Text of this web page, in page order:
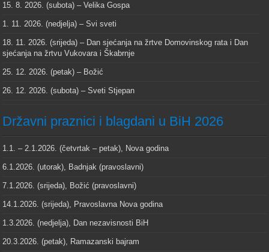
15. 8. 2026. (subota) – Velika Gospa
1. 11. 2026. (nedjelja) – Svi sveti
18. 11. 2026. (srijeda) – Dan sjećanja na žrtve Domovinskog rata i Dan
sjećanja na žrtvu Vukovara i Škabrnje
25. 12. 2026. (petak) – Božić
26. 12. 2026. (subota) – Sveti Stjepan
Državni praznici i blagdani u BiH 2026
1.1. – 2.1.2026. (četvrtak – petak), Nova godina
6.1.2026. (utorak), Badnjak (pravoslavni)
7.1.2026. (srijeda), Božić (pravoslavni)
14.1.2026. (srijeda), Pravoslavna Nova godina
1.3.2026. (nedjelja), Dan nezavisnosti BiH
20.3.2026. (petak), Ramazanski bajram